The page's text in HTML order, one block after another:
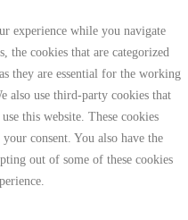
experience while you navigate
the cookies that are categorized
they are essential for the working
also use third-party cookies that
this website. These cookies
consent. You also have the
out of some of these cookies